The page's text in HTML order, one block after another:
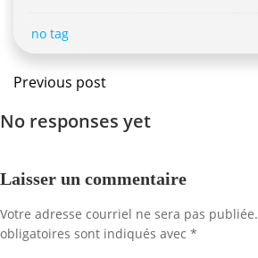
no tag
Navigation
de
l'article
Previous post
No responses yet
Laisser un commentaire
Votre adresse courriel ne sera pas publiée.
obligatoires sont indiqués avec *